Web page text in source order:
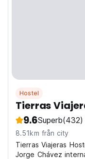
Hostel
Tierras
9.6Superb(432)
8.51km från city
Tierras Viajeras
Jorge Chávez